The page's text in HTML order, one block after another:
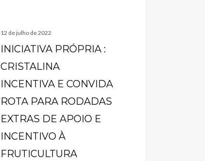
12 de julho de 2022
INICIATIVA PRÓPRIA :
CRISTALINA
INCENTIVA E CONVIDA
ROTA PARA RODADAS
EXTRAS DE APOIO E
INCENTIVO À
FRUTICULTURA